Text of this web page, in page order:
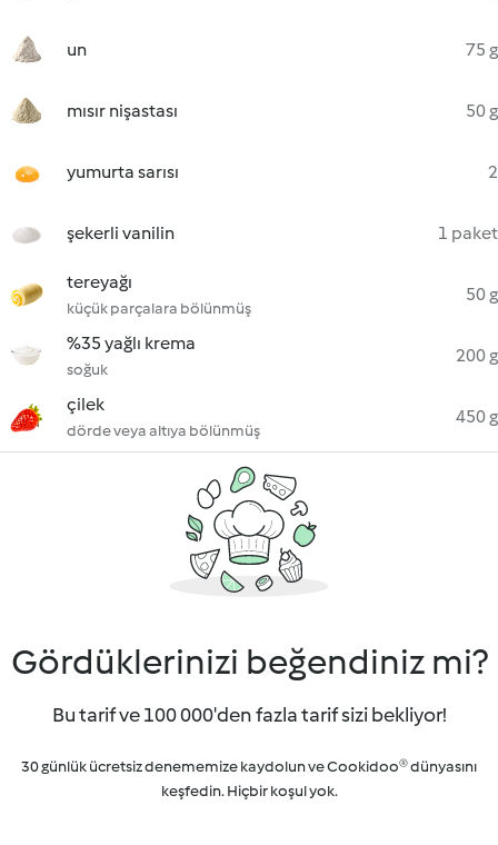
un 75 g
mısır nişastası 50 g
yumurta sarısı 2
şekerli vanilin 1 paket
tereyağı
küçük parçalara bölünmüş
50 g
%35 yağlı krema
soğuk
200 g
çilek
dörde veya altıya bölünmüş
450 g
Gördüklerinizi beğendiniz mi?
Bu tarif ve 100 000'den fazla tarif sizi bekliyor!
30 günlük ücretsiz denememize kaydolun ve Cookidoo® dünyasını
keşfedin. Hiçbir koşul yok.